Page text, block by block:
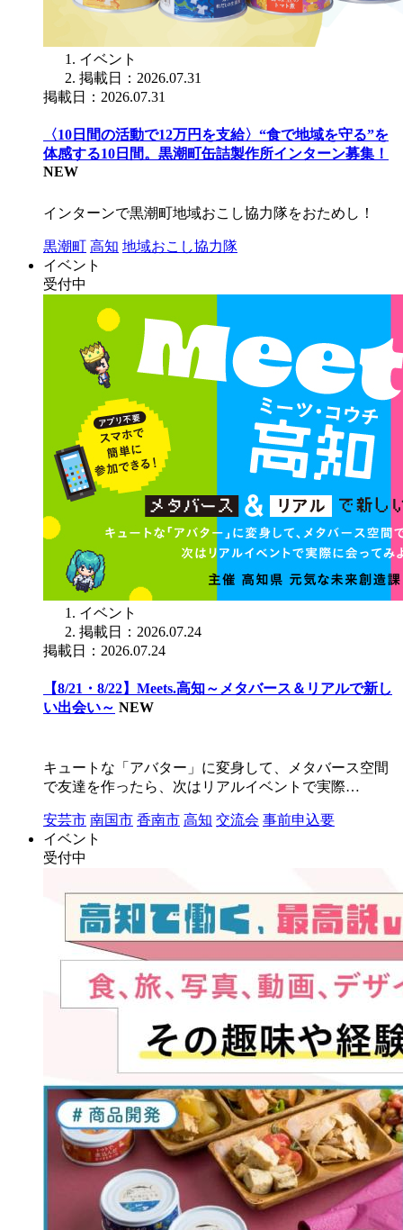
イベント
掲載日：2026.07.31
掲載日：2026.07.31
〈10日間の活動で12万円を支給〉“食で地域を守る”を
体感する10日間。黒潮町缶詰製作所インターン募集！
NEW
インターンで黒潮町地域おこし協力隊をおためし！
黒潮町 高知 地域おこし協力隊
イベント
受付中
イベント
掲載日：2026.07.24
掲載日：2026.07.24
【8/21・8/22】Meets.高知～メタバース＆リアルで新し
い出会い～ NEW
キュートな「アバター」に変身して、メタバース空間
で友達を作ったら、次はリアルイベントで実際…
安芸市 南国市 香南市 高知 交流会 事前申込要
イベント
受付中